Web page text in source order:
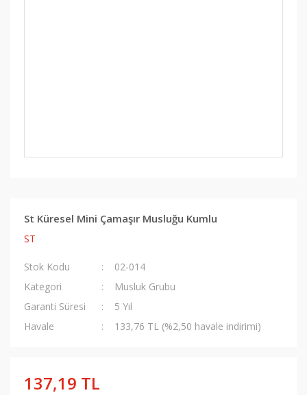
St Küresel Mini Çamaşır Musluğu Kumlu
ST
Stok Kodu
02-014
Kategori
Musluk Grubu
Garanti Süresi
5 Yıl
Havale
133,76 TL (%2,50 havale indirimi)
137,19 TL